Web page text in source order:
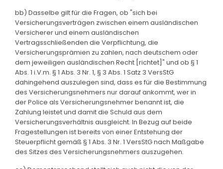
bb) Dasselbe gilt für die Fragen, ob "sich bei
Versicherungsverträgen zwischen einem ausländischen
Versicherer und einem ausländischen
Vertragsschließenden die Verpflichtung, die
Versicherungsprämien zu zahlen, nach deutschem oder
dem jeweiligen ausländischen Recht [richtet]" und ob § 1
Abs. 1 i.V.m. § 1 Abs. 3 Nr. 1, § 3 Abs. 1 Satz 3 VersStG
dahingehend auszulegen sind, dass es für die Bestimmung
des Versicherungsnehmers nur darauf ankommt, wer in
der Police als Versicherungsnehmer benannt ist, die
Zahlung leistet und damit die Schuld aus dem
Versicherungsverhältnis ausgleicht. In Bezug auf beide
Fragestellungen ist bereits von einer Entstehung der
Steuerpflicht gemäß § 1 Abs. 3 Nr. 1 VersStG nach Maßgabe
des Sitzes des Versicherungsnehmers auszugehen.